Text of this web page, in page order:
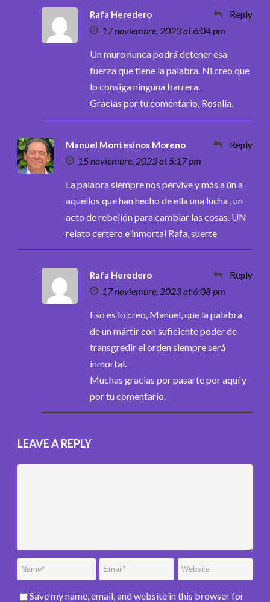
Rafa Heredero
17 noviembre, 2023 at 6:04 pm
Reply
Un muro nunca podrá detener esa
fuerza que tiene la palabra. Ni creo que
lo consiga ninguna barrera.
Gracias por tu comentario, Rosalía.
Manuel Montesinos Moreno
15 noviembre, 2023 at 5:17 pm
Reply
La palabra siempre nos pervive y más a ún a
aquellos que han hecho de ella una lucha , un
acto de rebelión para cambiar las cosas. UN
relato certero e inmortal Rafa, suerte
Rafa Heredero
17 noviembre, 2023 at 6:08 pm
Reply
Eso es lo creo, Manuel, que la palabra
de un mártir con suficiente poder de
transgredir el orden siempre será
inmortal.
Muchas gracias por pasarte por aquí y
por tu comentario.
LEAVE A REPLY
Save my name, email, and website in this browser for